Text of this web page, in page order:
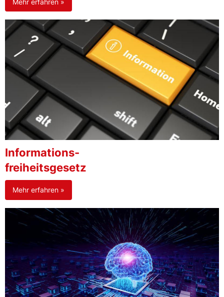
Informations-
freiheitsgesetz
Mehr erfahren »